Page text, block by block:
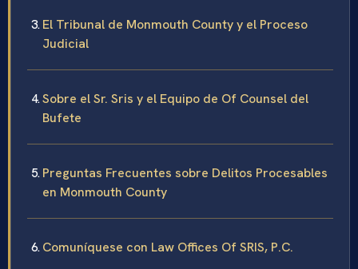
El Tribunal de Monmouth County y el Proceso
Judicial
Sobre el Sr. Sris y el Equipo de Of Counsel del
Bufete
Preguntas Frecuentes sobre Delitos Procesables
en Monmouth County
Comuníquese con Law Offices Of SRIS, P.C.